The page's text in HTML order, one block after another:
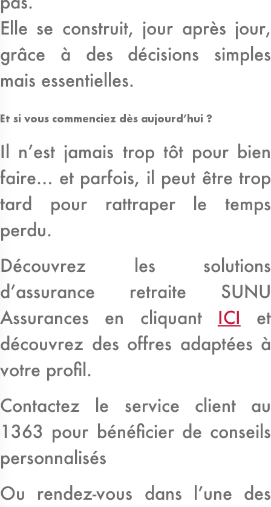
Elle se construit, jour après jour,
grâce à des décisions simples
mais essentielles.
Et si vous commenciez dès aujourd’hui ?
Il n’est jamais trop tôt pour bien
faire… et parfois, il peut être trop
tard pour rattraper le temps
perdu.
Découvrez les solutions
d’assurance retraite SUNU
Assurances en cliquant ICI et
découvrez des offres adaptées à
votre profil.
Contactez le service client au
1363 pour bénéficier de conseils
personnalisés
Ou rendez-vous dans l’une des